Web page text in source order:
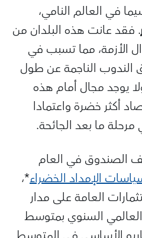
في العالم النامي،
. فقد عانت هذه البلدان من
الأزمة، مما تسبب في
الناجمة عن طول
يوجد مجال أمام هذه
أكثر خضرة واعتمادا
ما بعد الجائحة.
الصندوق في العام
الإمداد الخضراء*،
العامة على مدار
السنوي بمتوسط